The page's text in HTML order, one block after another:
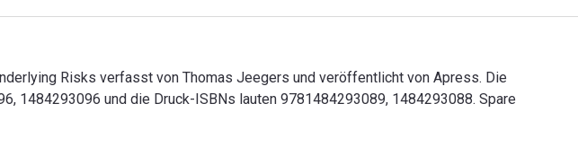
Risks verfasst von Thomas Jeegers und veröffentlicht von Apress. Die
1484293096 und die Druck-ISBNs lauten 9781484293089, 1484293088. Spare